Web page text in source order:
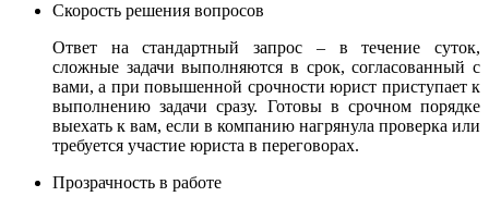
Скорость решения вопросов
Ответ на стандартный запрос – в течение суток,
сложные задачи выполняются в срок, согласованный с
вами, а при повышенной срочности юрист приступает к
выполнению задачи сразу. Готовы в срочном порядке
выехать к вам, если в компанию нагрянула проверка или
требуется участие юриста в переговорах.
Прозрачность в работе